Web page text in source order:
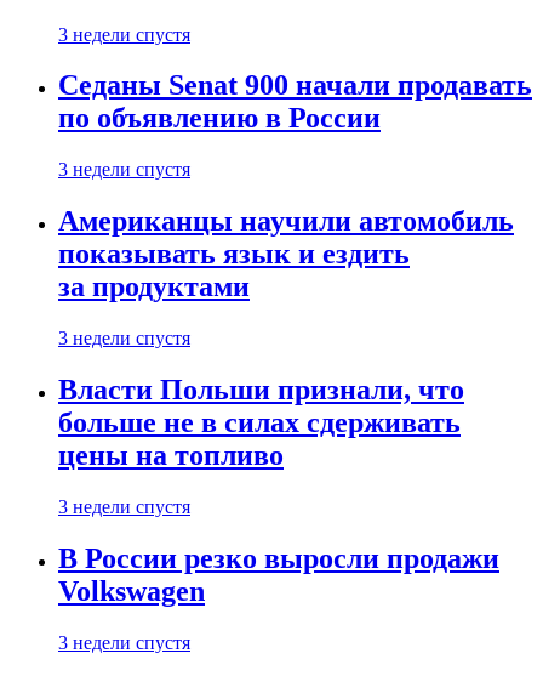
3 недели спустя
Седаны Senat 900 начали продавать
по объявлению в России
3 недели спустя
Американцы научили автомобиль
показывать язык и ездить
за продуктами
3 недели спустя
Власти Польши признали, что
больше не в силах сдерживать
цены на топливо
3 недели спустя
В России резко выросли продажи
Volkswagen
3 недели спустя